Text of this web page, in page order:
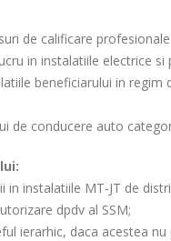
de calificare
in instalatiile electrice
beneficiarului in
de conducere auto
instalatiile MT-JT de
dpdv al SSM;
ierarhic, daca acestea